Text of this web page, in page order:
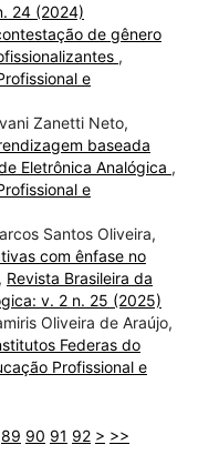
24 (2024)
de gênero
,
e
Zanetti Neto,
baseada
Eletrônica Analógica ,
e
Santos Oliveira,
com ênfase no
, Revista Brasileira da
v. 2 n. 25 (2025)
Oliveira de Araújo,
Federas do
Profissional e
89 90 91 92 > >>